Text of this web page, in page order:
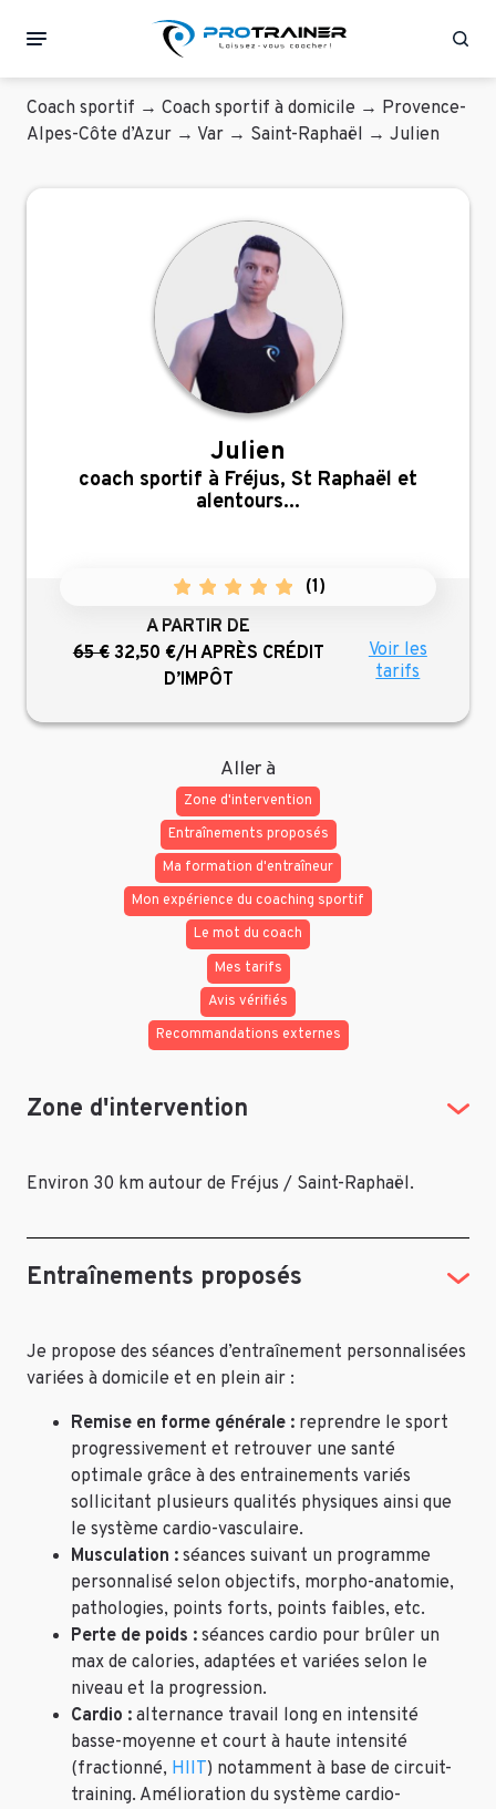
Coach sportif → Coach sportif à domicile → Provence-
Alpes-Côte d’Azur → Var → Saint-Raphaël → Julien
Julien
coach sportif à Fréjus, St Raphaël et
alentours...
(1)
A PARTIR DE
65 €32,50 €/H APRÈS CRÉDIT
D’IMPÔT
Voir les
tarifs
Aller à
Zone d'intervention
Entraînements proposés
Ma formation d'entraîneur
Mon expérience du coaching sportif
Le mot du coach
Mes tarifs
Avis vérifiés
Recommandations externes
Zone d'intervention
Environ 30 km autour de Fréjus / Saint-Raphaël.
Entraînements proposés
Je propose des séances d’entraînement personnalisées
variées à domicile et en plein air :
Remise en forme générale : reprendre le sport
progressivement et retrouver une santé
optimale grâce à des entrainements variés
sollicitant plusieurs qualités physiques ainsi que
le système cardio-vasculaire.
Musculation : séances suivant un programme
personnalisé selon objectifs, morpho-anatomie,
pathologies, points forts, points faibles, etc.
Perte de poids : séances cardio pour brûler un
max de calories, adaptées et variées selon le
niveau et la progression.
Cardio : alternance travail long en intensité
basse-moyenne et court à haute intensité
(fractionné, HIIT) notamment à base de circuit-
training. Amélioration du système cardio-